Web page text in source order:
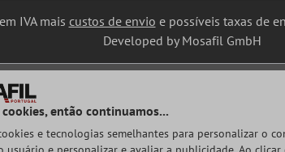
IVA mais custos de envio e possíveis taxas de
Developed by Mosafil GmbH
cookies, então continuamos...
e tecnologias semelhantes para personalizar o